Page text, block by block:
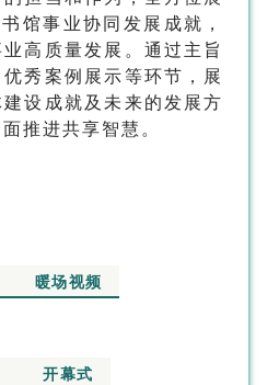
馆事业协同发展成就，
高质量发展。通过主旨
秀案例展示等环节，展
设成就及未来的发展方
推进共享智慧。
暖场视频
开幕式